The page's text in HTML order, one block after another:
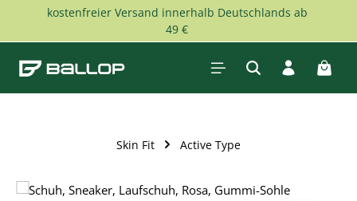
Skip to main content
kostenfreier Versand innerhalb Deutschlands ab
49 €
Skin Fit Active Type
Skip image gallery